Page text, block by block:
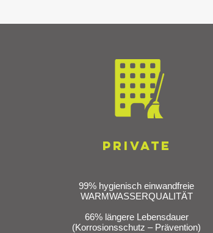
PRIVATE
99% hygienisch einwandfreie
WARMWASSERQUALITÄT
66% längere Lebensdauer
(Korrosionsschutz – Prävention)